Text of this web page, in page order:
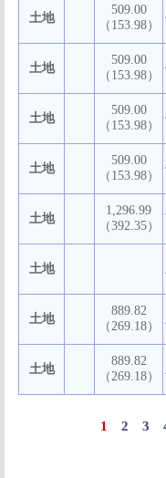
土地
509.00
（153.98）
土地
509.00
（153.98）
土地
509.00
（153.98）
土地
509.00
（153.98）
土地
1,296.99
（392.35）
土地
土地
889.82
（269.18）
土地
889.82
（269.18）
1 2 3